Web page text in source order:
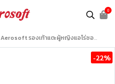
0
Aerosoft รองเท้าแตะผู้หญิงแอโร่ซอฟรุ่น EASY81
-22%